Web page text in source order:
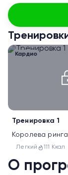
Кардио
Тренировка 1
Королева ринга
Легкий 111 Ккал
О